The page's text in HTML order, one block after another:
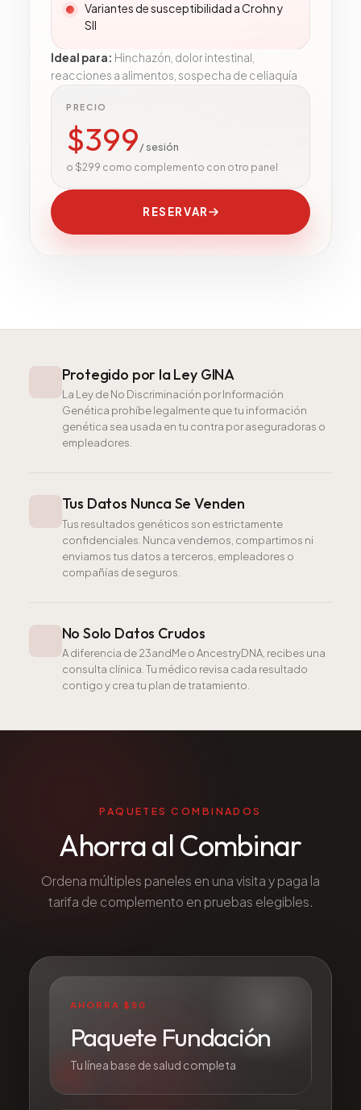
Variantes de susceptibilidad a Crohn y
SII
Ideal para: Hinchazón, dolor intestinal,
reacciones a alimentos, sospecha de celiaquía
PRECIO
$399/ sesión
o $299 como complemento con otro panel
RESERVAR
Protegido por la Ley GINA
La Ley de No Discriminación por Información
Genética prohíbe legalmente que tu información
genética sea usada en tu contra por aseguradoras o
empleadores.
Tus Datos Nunca Se Venden
Tus resultados genéticos son estrictamente
confidenciales. Nunca vendemos, compartimos ni
enviamos tus datos a terceros, empleadores o
compañías de seguros.
No Solo Datos Crudos
A diferencia de 23andMe o AncestryDNA, recibes una
consulta clínica. Tu médico revisa cada resultado
contigo y crea tu plan de tratamiento.
PAQUETES COMBINADOS
Ahorra al Combinar
Ordena múltiples paneles en una visita y paga la
tarifa de complemento en pruebas elegibles.
AHORRA $50
Paquete Fundación
Tu línea base de salud completa